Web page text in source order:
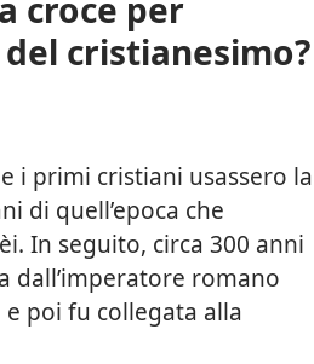
croce per
cristianesimo?
i primi cristiani usassero la
di quell’epoca che
In seguito, circa 300 anni
dall’imperatore romano
poi fu collegata alla